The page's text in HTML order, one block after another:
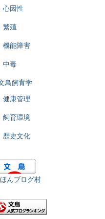
心因性
繁殖
機能障害
中毒
鳥飼育学
健康管理
飼育環境
歴史文化
んブログ村